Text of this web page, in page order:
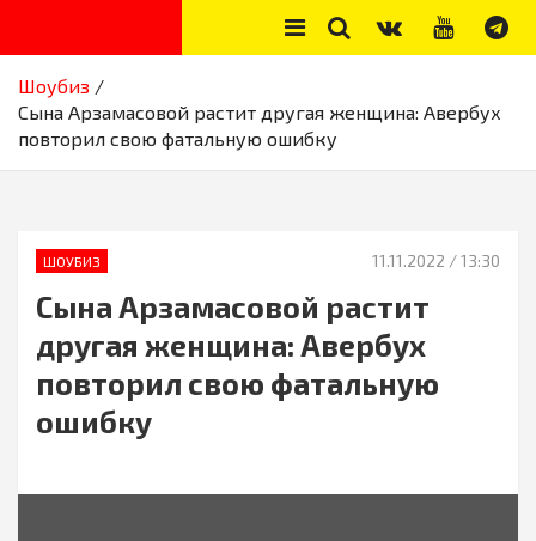
Секреты звёзд
видео из жизни звёзд
Шоубиз
Сына Арзамасовой растит другая женщина: Авербух
повторил свою фатальную ошибку
ШОУБИЗ 11.11.2022 / 13:30
Сына Арзамасовой растит
другая женщина: Авербух
повторил свою фатальную
ошибку